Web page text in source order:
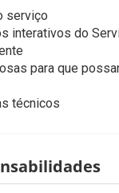
serviço
interativos do
para que
técnicos